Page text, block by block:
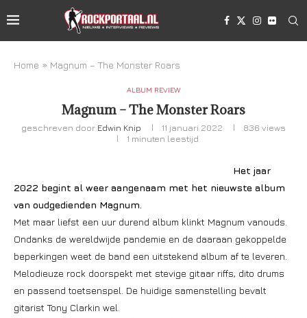
Home » Magnum – The Monster Roars
ALBUM REVIEW
Magnum – The Monster Roars
geschreven door Edwin Knip 11 januari 2022 836 views
1 minuten leestijd
Het jaar
2022 begint al weer aangenaam met het nieuwste album
van oudgedienden Magnum.
Met maar liefst een uur durend album klinkt Magnum vanouds.
Ondanks de wereldwijde pandemie en de daaraan gekoppelde
beperkingen weet de band een uitstekend album af te leveren.
Melodieuze rock doorspekt met stevige gitaar riffs, dito drums
en passend toetsenspel. De huidige samenstelling bevalt
gitarist Tony Clarkin wel.